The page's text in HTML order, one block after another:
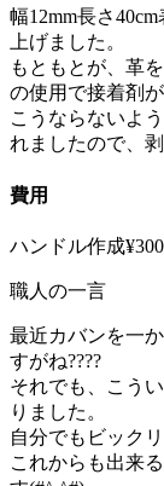
幅12mm長さ
上げました。
もともとが、革
の使用で接着剤
こうならないよ
れましたので、
費用
ハンドル作成
職人の一言
最近カバンを一
すがね????
それでも、こう
りました。
自分でもビック
これからも出来